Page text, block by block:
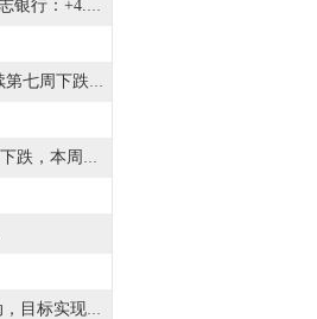
1. 加拿大国民银行：+4.1%；德意志银行：+4.2%；瑞穗证券：+4.2%；汇丰控股：+4.2%；2. 加拿大皇家银行：+4.2%；丹斯克银行：+4.2%；法巴银行：+4.2%；富国银行：+4.2%；3. 贝伦贝格银行：+4.2%；澳洲联邦银行：+4.2%；牛津经济：+4.2%；潘森宏观：+4.2%；4. 北欧斯安银行：+4.2%；法国兴业银行：+4.2%；穆迪分析：+4.2%；野村证券：+4.2%；5. 蒙特利尔银行：+4.2%；巴克莱银行：+4.2%；道明证券：+4.2%；高频经济：+4.2%；6. 三井住友银行：+4.3%；摩根士丹利：+4.3%；摩根大通：+4.3%；先锋领航：+4.3%；7. 大和资本市场：+4.3%；劳埃德银行：+4.3%；丰业银行：+4.3%；渣打银行：+4.3%；8. 西太平洋银行：+4.3%；荷兰国际：+4.3%；凯投宏观：+4.3%；花旗集团：+4.3%；9. 国民西敏寺银行：+4.3%；德商银行：+4.3%；高盛集团：+4.3%；瑞银集团：+4.3%；10. 加拿大帝商银行：+4.3%；美银美林：+4.3%；合众银行：+4.3%；[路透预期：4.2%]
韩国KOSPI指数本周跌超5%，连续第七周下跌，为2022年12月以来最长连跌纪录。
韩国KOSPI指数连续第二个交易日下跌，本周累计下跌5.1%。
1. 特斯拉：Terafab计划在得州启动，目标实现每年超1太瓦算力。2. 中汽协：6月汽车商品进出口总额318.2亿美元，同比增长35.5%。3. 机构：电动汽车2031年占据轻型汽车产量七成，相关动力芯片市场翻倍。4. 专家辟谣“车市半年发了五六百款新车”。5. 比亚迪销量跻身全球车企第六。6. 理想汽车马东辉启动内部改革，直面被模仿困境。7. 吉利谈速成车乱象：旗下新车平均开发周期达3-5年。8. 通用汽车回应雪佛兰品牌将停止在华销售：不会停产。9. 韩媒：中国产汽车成为韩国最大进口车来源地。10. 上海市委网信办会同多部门指导行业协会制定汽车行业合规公约。11. 本田将新车项目外包给塔塔科技，以降低开发成本。12. 涉9种产品领域，部分CCC认证指定实验室业务范围被注销。